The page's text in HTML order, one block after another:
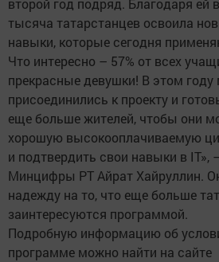
второй год подряд. Благодаря ей
тысяча татарстанцев освоила
навыки, которые сегодня
Что интересно – 57% от всех
прекрасные девушки! В этом
присоединились к проекту и
еще больше жителей, чтобы они
хорошую высокооплачиваемую
и подтвердить свои навыки в IT»,
Минцифры РТ Айрат Хайруллин.
надежду на то, что еще больше
заинтересуются программой.
Подробную информацию об
программе можно найти на сайте